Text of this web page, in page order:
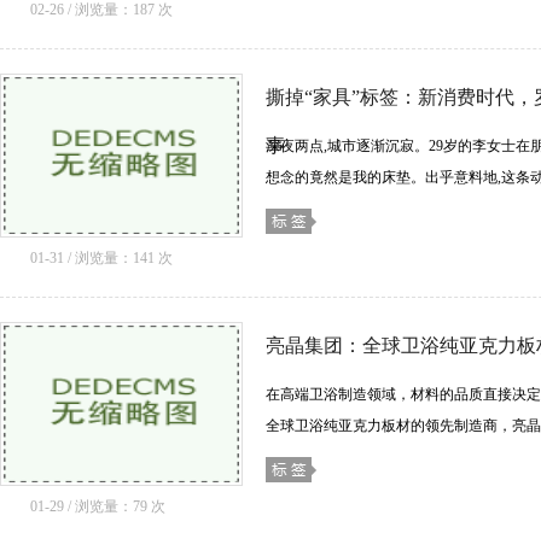
02-26 / 浏览量：187 次
01-31 / 浏览量：141 次
撕掉“家具”标签：新消费时代
事
深夜两点,城市逐渐沉寂。29岁的李女士在
想念的竟然是我的床垫。出乎意料地,这条
垫种草现......[详细]
01-29 / 浏览量：79 次
亮晶集团：全球卫浴纯亚克力
在高端卫浴制造领域，材料的品质直接决
全球卫浴纯亚克力板材的领先制造商，亮
越的研发实力、严格的生产标准和前瞻性